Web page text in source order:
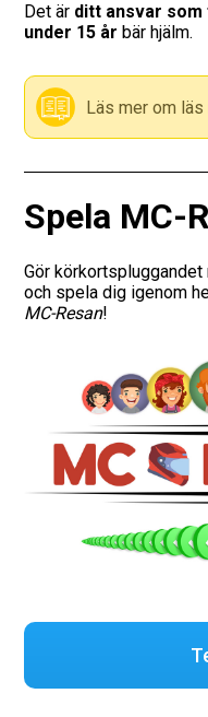
Det är ditt ansvar
under 15 år bär hjälm.
Läs mer om
Spela MC-
Gör
och spela dig igenom
MC-Resan!